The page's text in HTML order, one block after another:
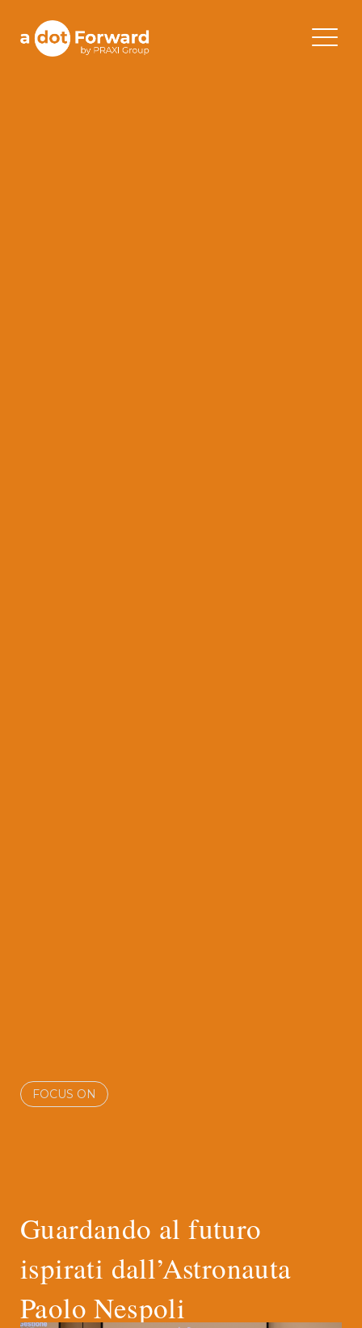
content
A Dot Forward
FOCUS ON
Guardando al futuro
ispirati dall’Astronauta
Paolo Nespoli